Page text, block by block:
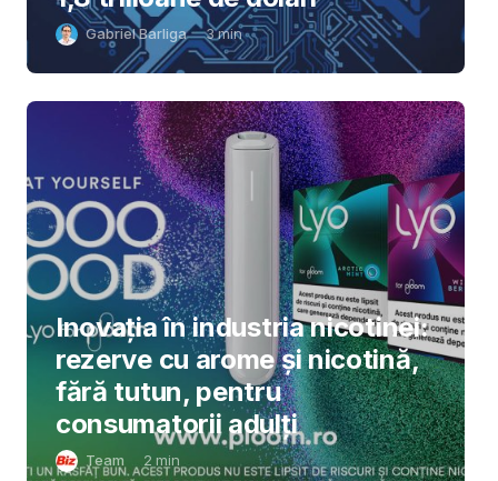
Gabriel Barliga 3min
Inovația în industria nicotinei:
rezerve cu arome și nicotină,
fără tutun, pentru
consumatorii adulți
Team 2 min